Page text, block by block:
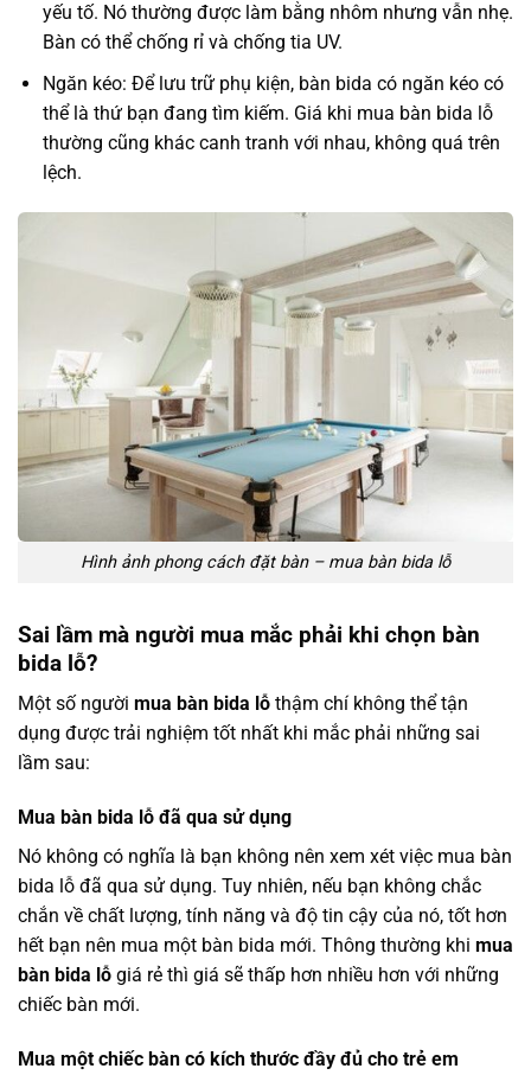
yếu tố. Nó thường được làm bằng nhôm nhưng vẫn nhẹ.
Bàn có thể chống rỉ và chống tia UV.
Ngăn kéo: Để lưu trữ phụ kiện, bàn bida có ngăn kéo có
thể là thứ bạn đang tìm kiếm. Giá khi mua bàn bida lỗ
thường cũng khác canh tranh với nhau, không quá trên
lệch.
Hình ảnh phong cách đặt bàn – mua bàn bida lỗ
Sai lầm mà người mua mắc phải khi chọn bàn
bida lỗ?
Một số người mua bàn bida lỗ thậm chí không thể tận
dụng được trải nghiệm tốt nhất khi mắc phải những sai
lầm sau:
Mua bàn bida lỗ đã qua sử dụng
Nó không có nghĩa là bạn không nên xem xét việc mua bàn
bida lỗ đã qua sử dụng. Tuy nhiên, nếu bạn không chắc
chắn về chất lượng, tính năng và độ tin cậy của nó, tốt hơn
hết bạn nên mua một bàn bida mới. Thông thường khi mua
bàn bida lỗ giá rẻ thì giá sẽ thấp hơn nhiều hơn với những
chiếc bàn mới.
Mua một chiếc bàn có kích thước đầy đủ cho trẻ em